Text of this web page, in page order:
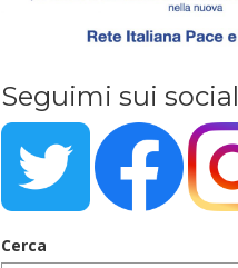
Seguimi sui social
Cerca